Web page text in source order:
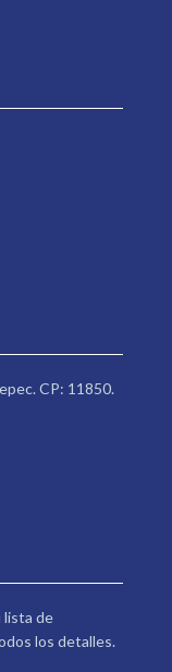
CP: 11850.
lista de
los detalles.